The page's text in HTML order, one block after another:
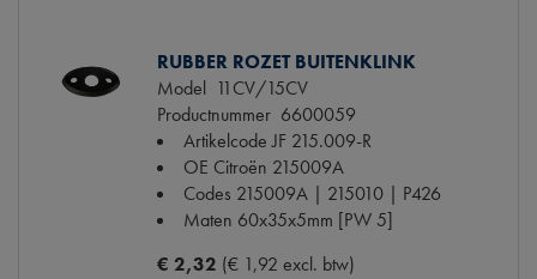
RUBBER ROZET BUITENKLINK
Model 11CV/15CV
Productnummer 6600059
Artikelcode JF 215.009-R
OE Citroën 215009A
Codes 215009A | 215010 | P426
Maten 60x35x5mm [PW 5]
€ 2,32 (€ 1,92 excl. btw)